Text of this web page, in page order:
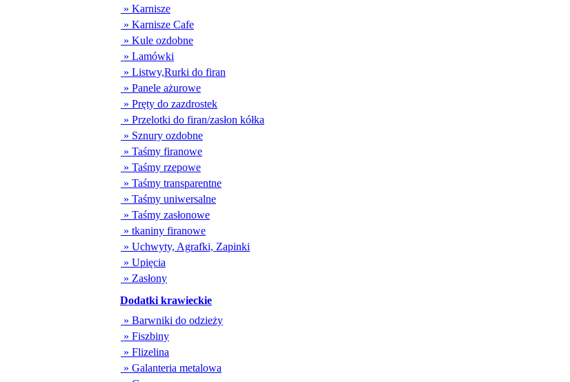
» Karnisze
» Karnisze Cafe
» Kule ozdobne
» Lamówki
» Listwy,Rurki do firan
» Panele ażurowe
» Pręty do zazdrostek
» Przelotki do firan/zasłon kółka
» Sznury ozdobne
» Taśmy firanowe
» Taśmy rzepowe
» Taśmy transparentne
» Taśmy uniwersalne
» Taśmy zasłonowe
» tkaniny firanowe
» Uchwyty, Agrafki, Zapinki
» Upięcia
» Zasłony
Dodatki krawieckie
» Barwniki do odzieży
» Fiszbiny
» Flizelina
» Galanteria metalowa